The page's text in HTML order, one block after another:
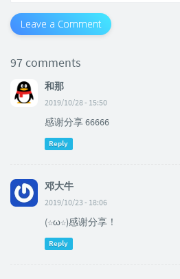
Leave a Comment
97 comments
和那
2019/10/28 - 15:50
感谢分享 66666
Reply
邓大牛
2019/10/23 - 18:06
(☆ω☆)感谢分享！
Reply